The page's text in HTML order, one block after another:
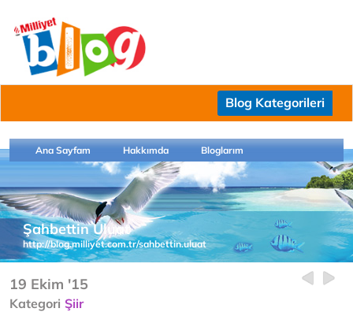
Blog Kategorileri
Ana Sayfam Hakkımda Bloglarım
Şahbettin Uluat
http://blog.milliyet.com.tr/sahbettin.uluat
19 Ekim '15
Kategori Şiir